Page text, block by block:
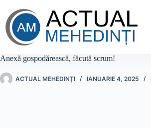
conținut
Anexă gospodărească, făcută scrum!
ACTUAL MEHEDINȚI IANUARIE 4, 2025